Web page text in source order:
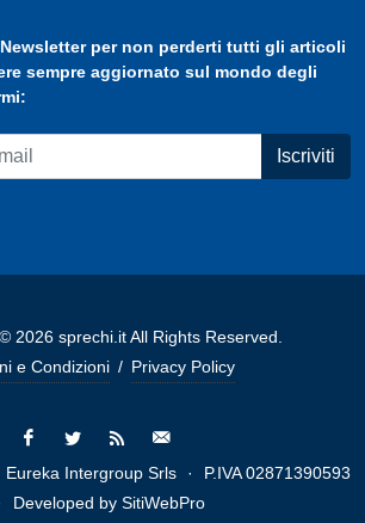
Newsletterper non perderti tutti gli articoli
sempre aggiornato sul mondo degli
Iscriviti
2026 sprechi.it All Rights Reserved.
e Condizioni / Privacy Policy
Eureka Intergroup Srls ·
P.IVA 02871390593
Developed by SitiWebPro